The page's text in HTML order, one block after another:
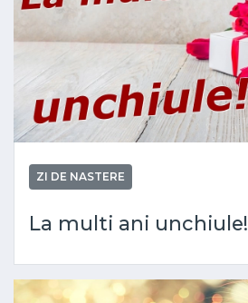
ZI DE NASTERE
La multi ani unchiule!